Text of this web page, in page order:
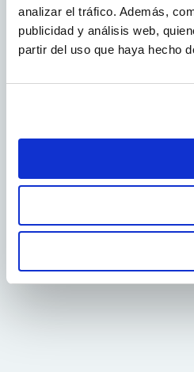
analizar el tráfico. Además,
publicidad y análisis web,
partir del uso que haya hecho